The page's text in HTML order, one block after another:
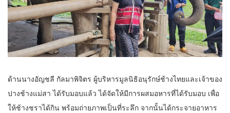
ด้านนางอัญชลี กัลมาพิจิตร ผู้บริหารมูลนิธิอนุรักษ์ช้างไทยและเจ้าของ
ปางช้างแม่สา ได้รับมอบแล้ว ได้จัดให้มีการผสมอหารที่ได้รับมอบ เพื่อ
ให้ช้างชราได้กิน พร้อมถ่ายภาพเป็นที่ระลึก จากนั้นได้กระจายอาหาร